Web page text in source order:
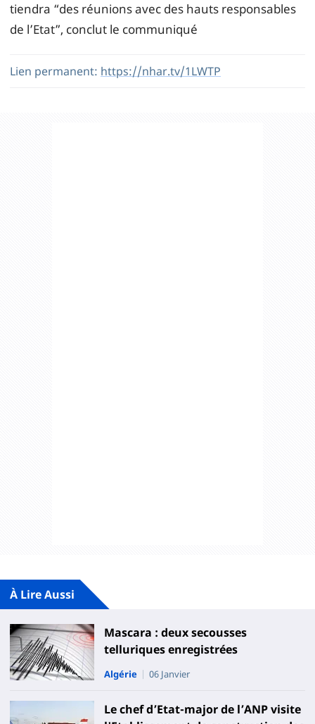
tiendra “des réunions avec des hauts responsables
de l’Etat”, conclut le communiqué
Lien permanent: https://nhar.tv/1LWTP
À Lire Aussi
Mascara : deux secousses
telluriques enregistrées
Algérie 06 Janvier
Le chef d’Etat-major de l’ANP visite